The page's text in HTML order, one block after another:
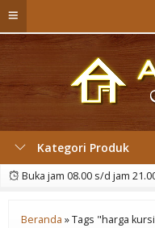
Kategori Produk
Buka jam 08.00 s/d jam
Beranda »Tags "harga